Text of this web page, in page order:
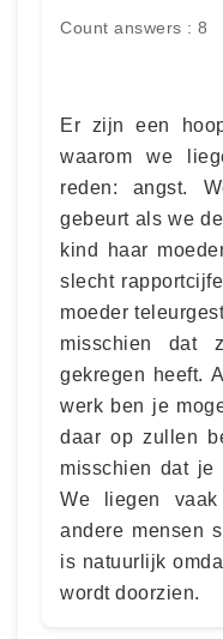
Count answers : 8
Er zijn een
waarom we
reden: angst.
gebeurt als we
kind haar
slecht
moeder
misschien dat
gekregen heeft.
werk ben je
daar op zullen
misschien dat je
We liegen
andere mensen
is natuurlijk
wordt doorzien.